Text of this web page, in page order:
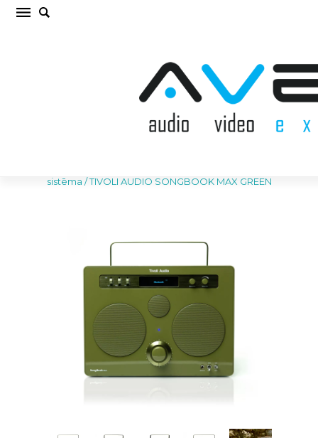
TIVOLI AUDIO SONGBOOK MAX GREEN
sistēma /TIVOLI AUDIO SONGBOOK MAX GREEN